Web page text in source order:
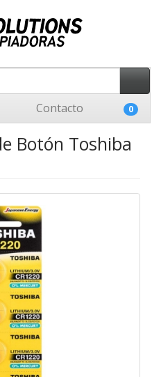
Contacto 0
Botón Toshiba